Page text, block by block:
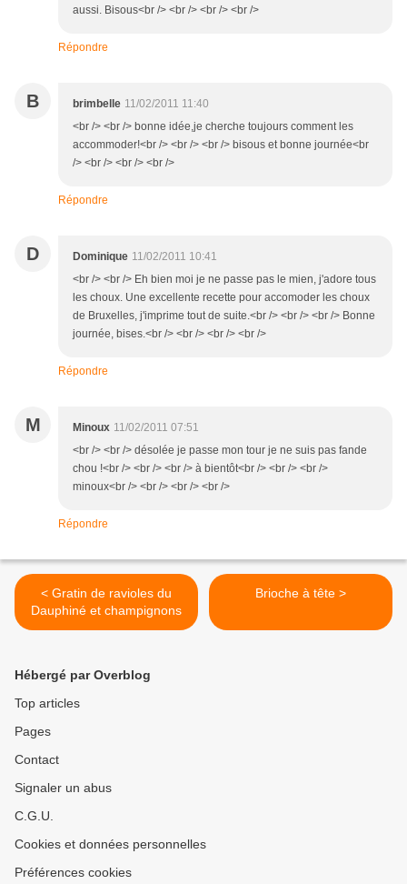
aussi. Bisous<br /> <br /> <br /> <br />
Répondre
B brimbelle 11/02/2011 11:40
<br /> <br /> bonne idée,je cherche toujours comment les
accommoder!<br /> <br /> <br /> bisous et bonne journée<br
/> <br /> <br /> <br />
Répondre
D Dominique 11/02/2011 10:41
<br /> <br /> Eh bien moi je ne passe pas le mien, j'adore tous
les choux. Une excellente recette pour accomoder les choux
de Bruxelles, j'imprime tout de suite.<br /> <br /> <br /> Bonne
journée, bises.<br /> <br /> <br /> <br />
Répondre
M Minoux 11/02/2011 07:51
<br /> <br /> désolée je passe mon tour je ne suis pas fande
chou !<br /> <br /> <br /> à bientôt<br /> <br /> <br />
minoux<br /> <br /> <br /> <br />
Répondre
< Gratin de ravioles du
Dauphiné et champignons
Brioche à tête >
Hébergé par Overblog
Top articles
Pages
Contact
Signaler un abus
C.G.U.
Cookies et données personnelles
Préférences cookies